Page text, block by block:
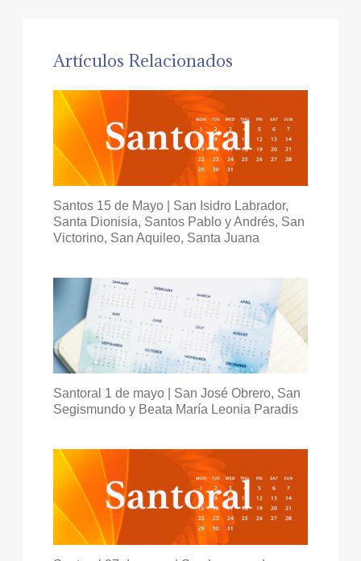
Artículos Relacionados
Santos 15 de Mayo | San Isidro Labrador,
Santa Dionisia, Santos Pablo y Andrés, San
Victorino, San Aquileo, Santa Juana
Santoral 1 de mayo | San José Obrero, San
Segismundo y Beata María Leonia Paradis